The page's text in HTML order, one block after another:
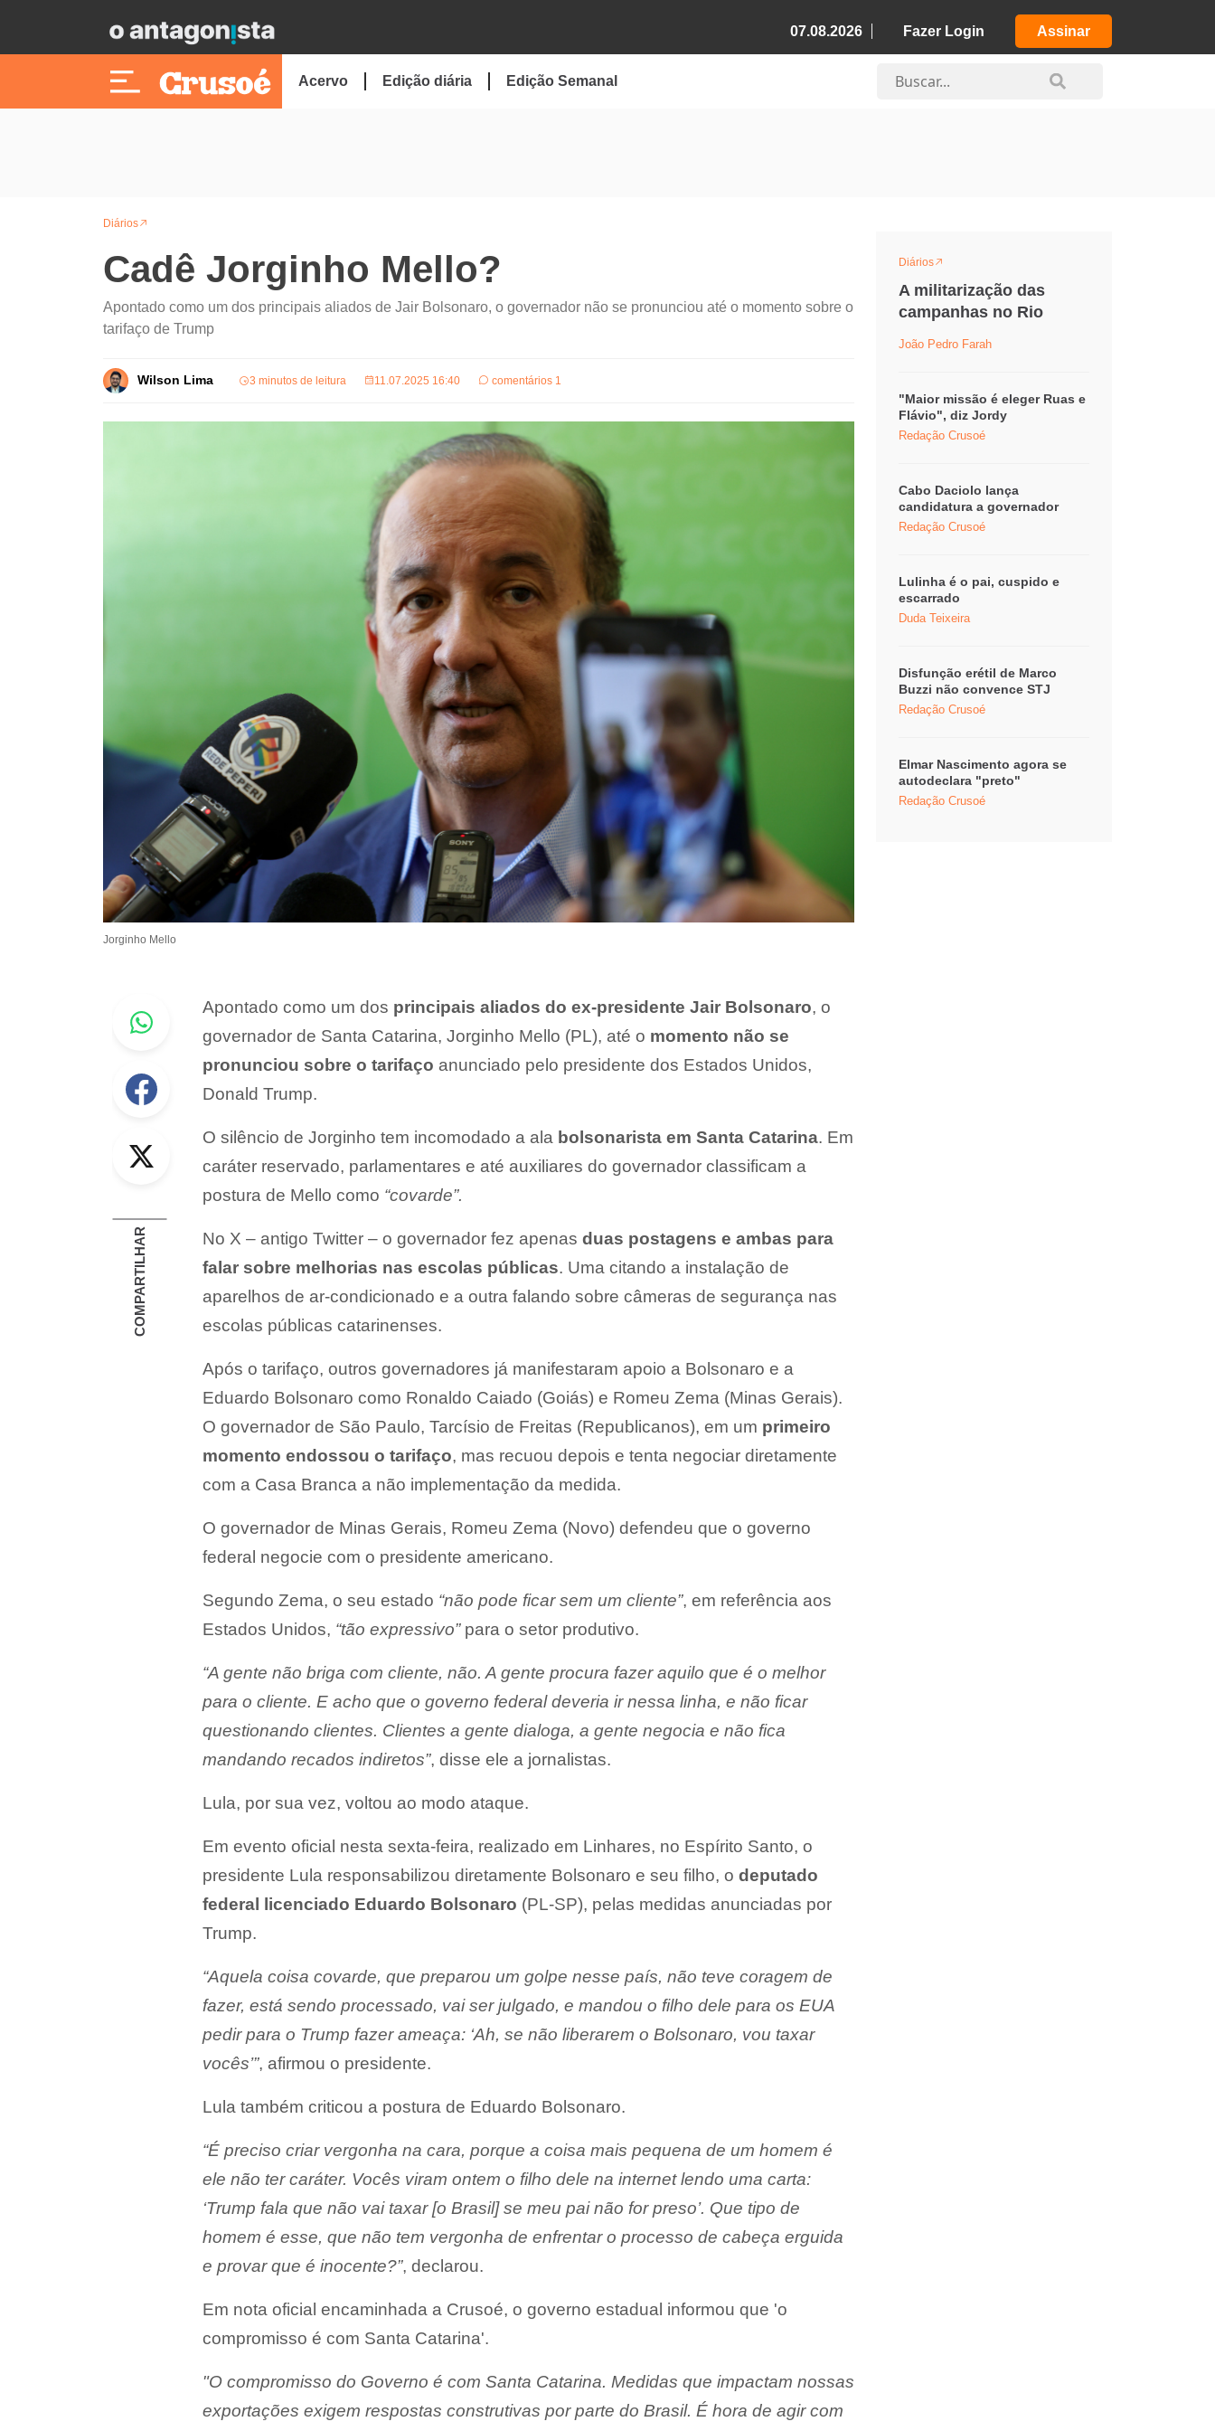
07.08.2026 Fazer Login Assinar
Acervo Edição diária Edição Semanal
Diários
Cadê Jorginho Mello?
Apontado como um dos principais aliados de Jair Bolsonaro, o governador não se pronunciou até o momento sobre o
tarifaço de Trump
Wilson Lima 3 minutos de leitura 11.07.2025 16:40 comentários 1
Jorginho Mello
Whastapp
Facebook
Twitter
COMPARTILHAR
Apontado como um dos principais aliados do ex-presidente Jair Bolsonaro, o
governador de Santa Catarina, Jorginho Mello (PL), até o momento não se
pronunciou sobre o tarifaço anunciado pelo presidente dos Estados Unidos,
Donald Trump.
O silêncio de Jorginho tem incomodado a ala bolsonarista em Santa Catarina. Em
caráter reservado, parlamentares e até auxiliares do governador classificam a
postura de Mello como “covarde”.
No X – antigo Twitter – o governador fez apenas duas postagens e ambas para
falar sobre melhorias nas escolas públicas. Uma citando a instalação de
aparelhos de ar-condicionado e a outra falando sobre câmeras de segurança nas
escolas públicas catarinenses.
Após o tarifaço, outros governadores já manifestaram apoio a Bolsonaro e a
Eduardo Bolsonaro como Ronaldo Caiado (Goiás) e Romeu Zema (Minas Gerais).
O governador de São Paulo, Tarcísio de Freitas (Republicanos), em um primeiro
momento endossou o tarifaço, mas recuou depois e tenta negociar diretamente
com a Casa Branca a não implementação da medida.
O governador de Minas Gerais, Romeu Zema (Novo) defendeu que o governo
federal negocie com o presidente americano.
Segundo Zema, o seu estado “não pode ficar sem um cliente”, em referência aos
Estados Unidos, “tão expressivo”para o setor produtivo.
“A gente não briga com cliente, não. A gente procura fazer aquilo que é o melhor
para o cliente. E acho que o governo federal deveria ir nessa linha, e não ficar
questionando clientes. Clientes a gente dialoga, a gente negocia e não fica
mandando recados indiretos”, disse ele a jornalistas.
Lula, por sua vez, voltou ao modo ataque.
Em evento oficial nesta sexta-feira, realizado em Linhares, no Espírito Santo, o
presidente Lula responsabilizou diretamente Bolsonaro e seu filho, o deputado
federal licenciado Eduardo Bolsonaro (PL-SP), pelas medidas anunciadas por
Trump.
“Aquela coisa covarde, que preparou um golpe nesse país, não teve coragem de
fazer, está sendo processado, vai ser julgado, e mandou o filho dele para os EUA
pedir para o Trump fazer ameaça: ‘Ah, se não liberarem o Bolsonaro, vou taxar
vocês’”, afirmou o presidente.
Lula também criticou a postura de Eduardo Bolsonaro.
“É preciso criar vergonha na cara, porque a coisa mais pequena de um homem é
ele não ter caráter. Vocês viram ontem o filho dele na internet lendo uma carta:
‘Trump fala que não vai taxar [o Brasil] se meu pai não for preso’. Que tipo de
homem é esse, que não tem vergonha de enfrentar o processo de cabeça erguida
e provar que é inocente?”, declarou.
Em nota oficial encaminhada a Crusoé, o governo estadual informou que 'o
compromisso é com Santa Catarina'.
"O compromisso do Governo é com Santa Catarina. Medidas que impactam nossas
exportações exigem respostas construtivas por parte do Brasil. É hora de agir com
Diários
A militarização das
campanhas no Rio
João Pedro Farah
"Maior missão é eleger Ruas e
Flávio", diz Jordy
Redação Crusoé
Cabo Daciolo lança
candidatura a governador
Redação Crusoé
Lulinha é o pai, cuspido e
escarrado
Duda Teixeira
Disfunção erétil de Marco
Buzzi não convence STJ
Redação Crusoé
Elmar Nascimento agora se
autodeclara "preto"
Redação Crusoé